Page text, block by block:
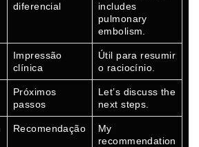
diferencial
includes
pulmonary
embolism.
Impressão
clínica
Útil para resumir
o raciocínio.
Próximos
passos
Let’s discuss the
next steps.
Recomendação
My
recommendation